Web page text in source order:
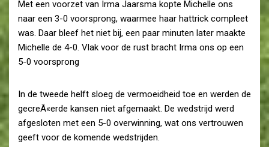
Met een voorzet van Irma Jaarsma kopte Michelle ons
naar een 3-0 voorsprong, waarmee haar hattrick compleet
was. Daar bleef het niet bij, een paar minuten later maakte
Michelle de 4-0. Vlak voor de rust bracht Irma ons op een
5-0 voorsprong
In de tweede helft sloeg de vermoeidheid toe en werden de
gecreÃ«erde kansen niet afgemaakt. De wedstrijd werd
afgesloten met een 5-0 overwinning, wat ons vertrouwen
geeft voor de komende wedstrijden.